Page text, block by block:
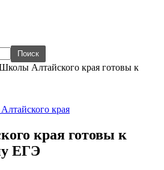
Алтайского края готовы к
края
края готовы к
ЕГЭ